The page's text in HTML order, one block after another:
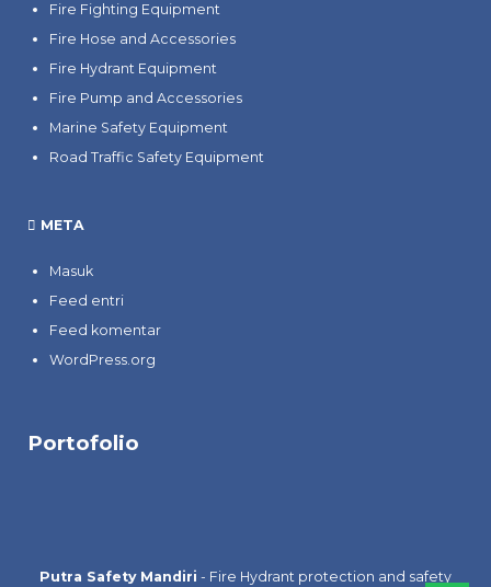
Fire Fighting Equipment
Fire Hose and Accessories
Fire Hydrant Equipment
Fire Pump and Accessories
Marine Safety Equipment
Road Traffic Safety Equipment
META
Masuk
Feed entri
Feed komentar
WordPress.org
Portofolio
Putra Safety Mandiri - Fire Hydrant protection and safety